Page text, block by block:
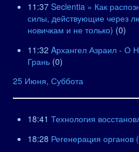
11:37 Seclentia » Как
силы, действующие через
новичкам и не только) (0)
11:32 Aрхангел Азраил - О
Грань (0)
25 Июня, Суббота
18:41 Технология
18:28 Регенерация органов